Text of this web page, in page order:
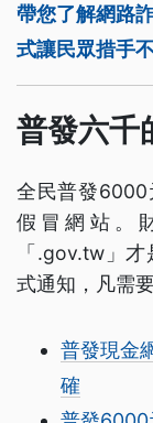
帶您了解網路
式讓民眾措手
普發六千
全民普發6000
假冒網站。
「.gov.tw」
式通知，凡需
普發現金
確